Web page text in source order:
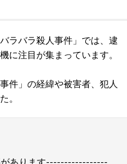
バラバラ殺人事件」では、逮
に注目が集まっています。
件」の経緯や被害者、犯人
。
あります-----------------